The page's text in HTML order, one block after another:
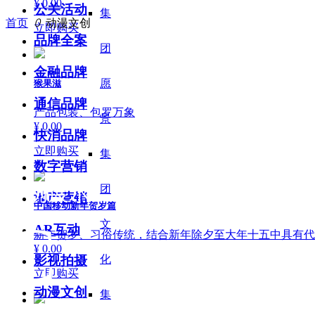
集
团
愿
景
集
团
文
化
集
¥ 0.00
立即购买
猴果滋
产品包装、包罗万象
¥ 0.00
立即购买
中国移动新年贺岁篇
新年贺岁、习俗传统，结合新年除夕至大年十五中具有
¥ 0.00
立即购买
公关活动
品牌全案
金融品牌
通信品牌
快消品牌
数字营销
地产营销
AR互动
影视拍摄
动漫文创
首页 ꄲ 动漫文创
案例展示
C
ase show